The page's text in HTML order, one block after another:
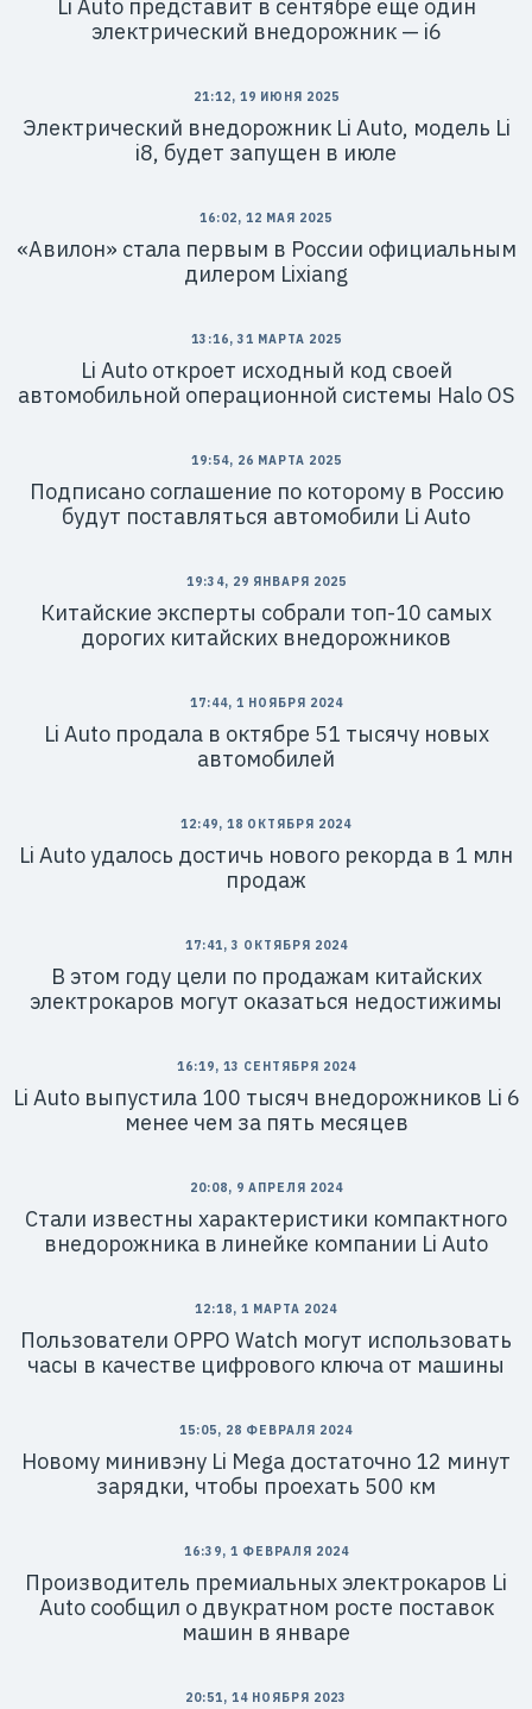
Li Auto представит в сентябре еще один
электрический внедорожник — i6
21:12, 19 ИЮНЯ 2025
Электрический внедорожник Li Auto, модель Li
i8, будет запущен в июле
16:02, 12 МАЯ 2025
«Авилон» стала первым в России официальным
дилером Lixiang
13:16, 31 МАРТА 2025
Li Auto откроет исходный код своей
автомобильной операционной системы Halo OS
19:54, 26 МАРТА 2025
Подписано соглашение по которому в Россию
будут поставляться автомобили Li Auto
19:34, 29 ЯНВАРЯ 2025
Китайские эксперты собрали топ-10 самых
дорогих китайских внедорожников
17:44, 1 НОЯБРЯ 2024
Li Auto продала в октябре 51 тысячу новых
автомобилей
12:49, 18 ОКТЯБРЯ 2024
Li Auto удалось достичь нового рекорда в 1 млн
продаж
17:41, 3 ОКТЯБРЯ 2024
В этом году цели по продажам китайских
электрокаров могут оказаться недостижимы
16:19, 13 СЕНТЯБРЯ 2024
Li Auto выпустила 100 тысяч внедорожников Li 6
менее чем за пять месяцев
20:08, 9 АПРЕЛЯ 2024
Стали известны характеристики компактного
внедорожника в линейке компании Li Auto
12:18, 1 МАРТА 2024
Пользователи OPPO Watch могут использовать
часы в качестве цифрового ключа от машины
15:05, 28 ФЕВРАЛЯ 2024
Новому минивэну Li Mega достаточно 12 минут
зарядки, чтобы проехать 500 км
16:39, 1 ФЕВРАЛЯ 2024
Производитель премиальных электрокаров Li
Auto сообщил о двукратном росте поставок
машин в январе
20:51, 14 НОЯБРЯ 2023